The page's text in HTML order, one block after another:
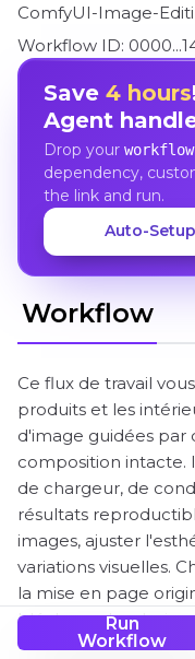
Run
Workflow
ComfyUI-Image-
Workflow ID:
Save 4 hours
Agent
Drop your
dependency,
the link and run.
Auto-
Workflow
Ce flux de travail
produits et les
d'image guidées par
composition intacte.
de chargeur, de
résultats
images, ajuster
variations visuelles.
la mise en page
Idéal pour les
directions visuelles